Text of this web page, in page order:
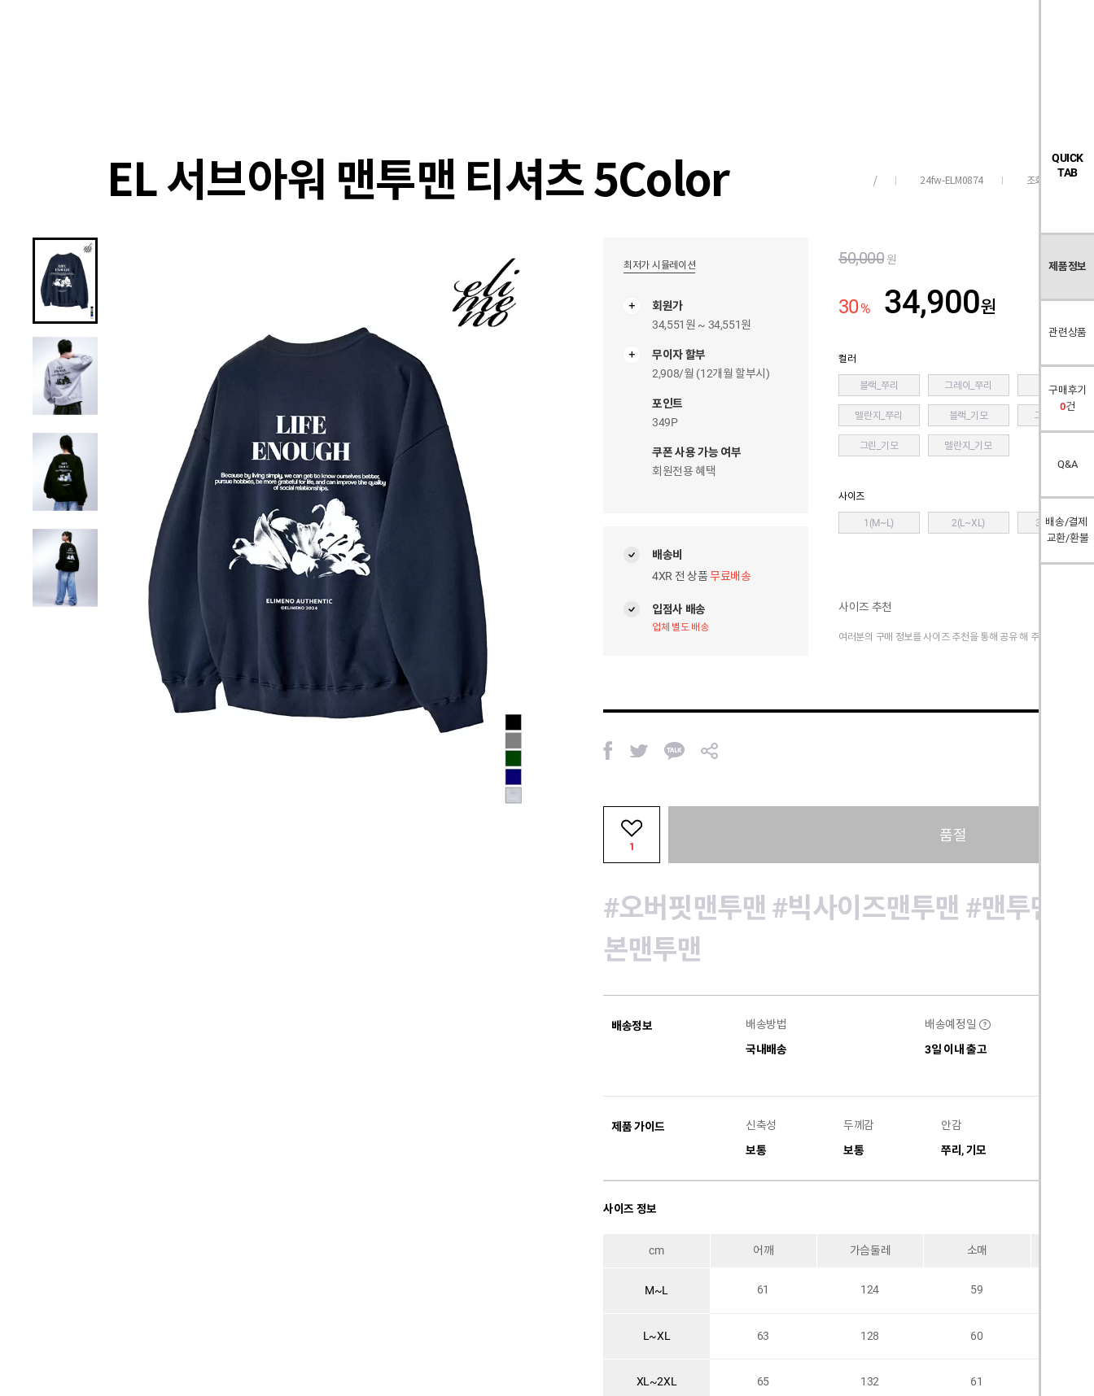
QUICK
TAB
제품정보
관련상품
구매후기
0건
Q&A
배송/결제
교환/환불
EL 서브아워 맨투맨 티셔츠 5Color / 24fw-ELM0874 조회수 370
최저가 시뮬레이션
회원가
34,551원 ~ 34,551원
무
무이자 할부
2,908/월 (12개월 할부시)
포인트
349P
쿠폰 사용 가능 여부
회원전용 혜택
배송비
4XR 전 상품무료배송
입점사 배송
업체 별도 배송
50,000 원
30% 34,900원
컬러
블랙_쭈리 그레이_쭈리 블루_쭈리
멜란지_쭈리 블랙_기모 그레이_기모
그린_기모 멜란지_기모
사이즈
1(M~L) 2(L~XL) 3(XL~2XL)
사이즈 추천
여러분의 구매 정보를 사이즈 추천을 통해 공유 해 주세요.
페
이
트
위
카
카
공
유
품절
1
#오버핏맨투맨 #빅사이즈맨투맨 #맨투맨
본맨투맨
배송정보
배송방법
국내배송
배송예정일 ?
3일 이내 출고
제품 가이드
신축성
보통
두께감
보통
안감
쭈리, 기모
사이즈 정보
cm 어깨 가슴둘레 소매
M~L 61 124 59
L~XL 63 128 60
XL~2XL 65 132 61